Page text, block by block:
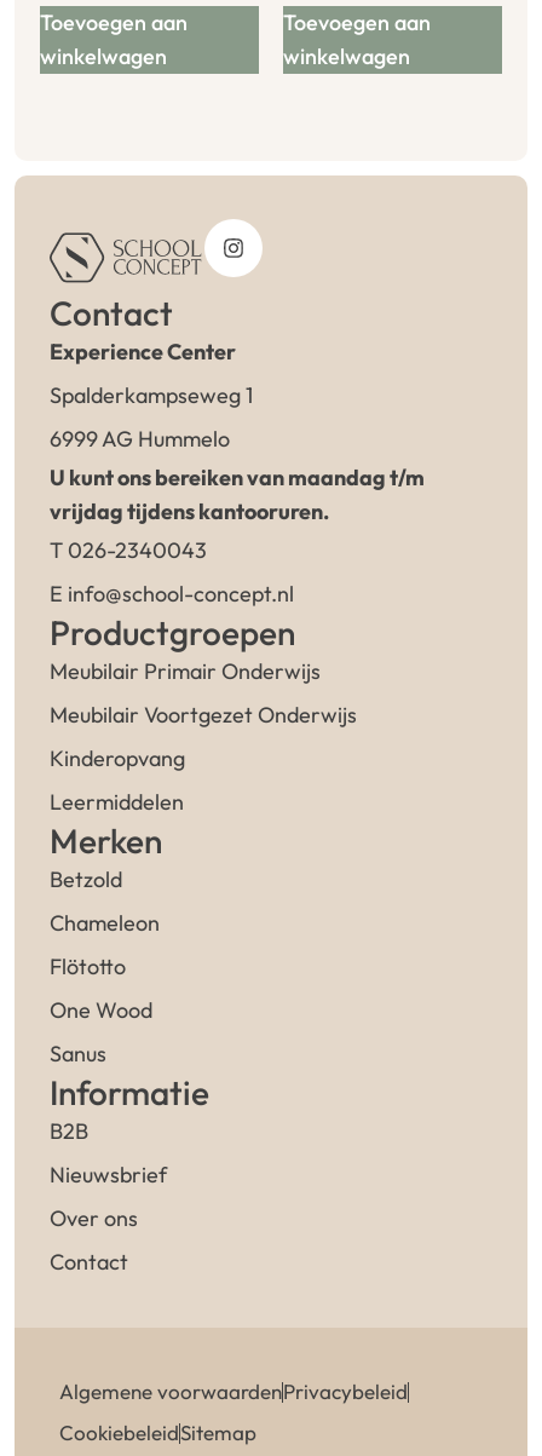
Toevoegen aan
winkelwagen
Toevoegen aan
winkelwagen
Contact
Experience Center
Spalderkampseweg 1
6999 AG Hummelo
U kunt ons bereiken van maandag t/m
vrijdag tijdens kantooruren.
T 026-2340043
E info@school-concept.nl
Productgroepen
Meubilair Primair Onderwijs
Meubilair Voortgezet Onderwijs
Kinderopvang
Leermiddelen
Merken
Betzold
Chameleon
Flötotto
One Wood
Sanus
Informatie
B2B
Nieuwsbrief
Over ons
Contact
Algemene voorwaardenPrivacybeleid
CookiebeleidSitemap